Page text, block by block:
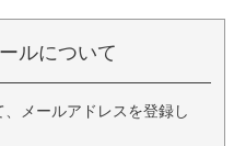
ルについて
メールアドレスを登録し